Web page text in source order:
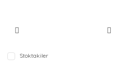
Stoktakiler